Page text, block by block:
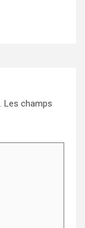
Les champs